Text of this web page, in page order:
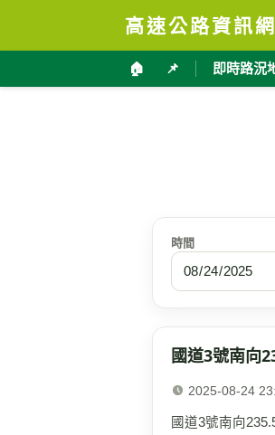
高速公路資訊網
🏠 📌 即時路況
時間
國道3號南向
2025-08-24
國道3號南向